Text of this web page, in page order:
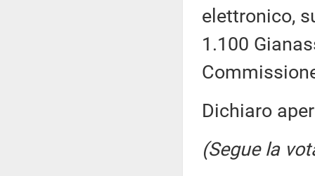
elettronico,
1.100
Dichiaro
(Segue la